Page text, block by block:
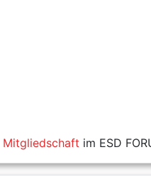
Mitgliedschaft im ESD